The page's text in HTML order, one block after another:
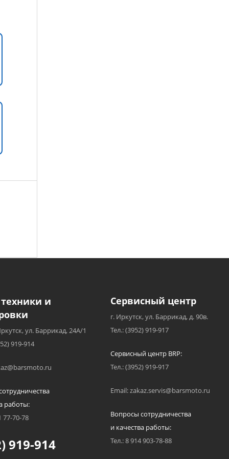
и
ул. Баррикад, 24А/1
919-914
работы:
77-70-78
919-914
Сервисный центр
г. Иркутск, ул. Баррикад, д. 90в.
Тел.: (3952) 919-917
Сервисный центр BRP:
Тел.: (3952) 919-917
Email: zakaz.servis@barsmoto.ru
Вопросы сотрудничества
и качества работы:
Тел.: 8 914 903-78-88